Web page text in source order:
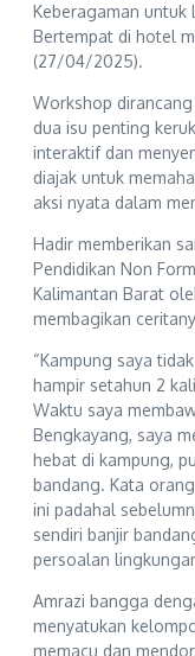
Keberagaman untuk
Bertempat di hotel
(27/04/2025).
Workshop
dua isu penting
interaktif dan
diajak untuk
aksi nyata dalam
Hadir memberikan
Pendidikan Non
Kalimantan Barat
membagikan
“Kampung saya
hampir setahun 2
Waktu saya
Bengkayang, saya
hebat di kampung,
bandang. Kata
ini padahal
sendiri banjir
persoalan
Amrazi bangga
menyatukan
memacu dan